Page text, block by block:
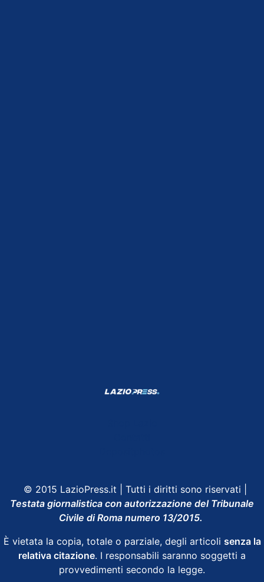
© 2015 LazioPress.it | Tutti i diritti sono riservati |
Testata giornalistica con autorizzazione del Tribunale
Civile di Roma numero 13/2015.
È vietata la copia, totale o parziale, degli articoli senza la
relativa citazione. I responsabili saranno soggetti a
provvedimenti secondo la legge.